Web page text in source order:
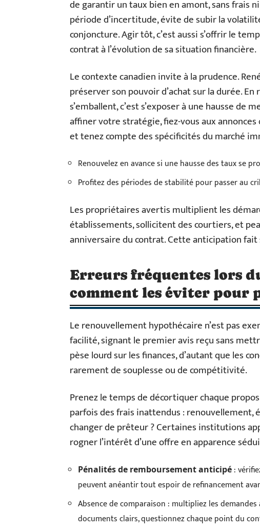
de garantir un taux bien en amont, sans frais
période d’incertitude, évite de subir la
conjoncture. Agir tôt, c’est aussi s’offrir le
contrat à l’évolution de sa situation financière.
Le contexte canadien invite à la prudence.
préserver son pouvoir d’achat sur la durée.
s’emballent, c’est s’exposer à une hausse de
affiner votre stratégie, fiez-vous aux
et tenez compte des spécificités du marché
Renouvelez en avance si une hausse des taux se
Profitez des périodes de stabilité pour passer au
Les propriétaires avertis multiplient les
établissements, sollicitent des courtiers, et
anniversaire du contrat. Cette anticipation
Erreurs fréquentes lors
comment les éviter pour
Le renouvellement hypothécaire n’est pas
facilité, signant le premier avis reçu sans
pèse lourd sur les finances, d’autant que les
rarement de souplesse ou de compétitivité.
Prenez le temps de décortiquer chaque
parfois des frais inattendus : renouvellement,
changer de prêteur ? Certaines institutions
rogner l’intérêt d’une offre en apparence
Pénalités de remboursement anticipé :
peuvent anéantir tout espoir de refinancement
Absence de comparaison : multipliez les
documents clairs, questionnez chaque point du